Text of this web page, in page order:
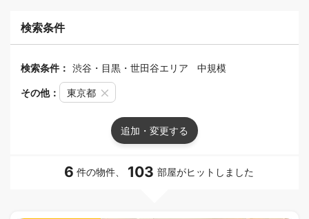
検索条件
検索条件： 渋谷・目黒・世田谷エリア 中規模
その他： 東京都
追加・変更する
6 件の物件、 103 部屋がヒットしました